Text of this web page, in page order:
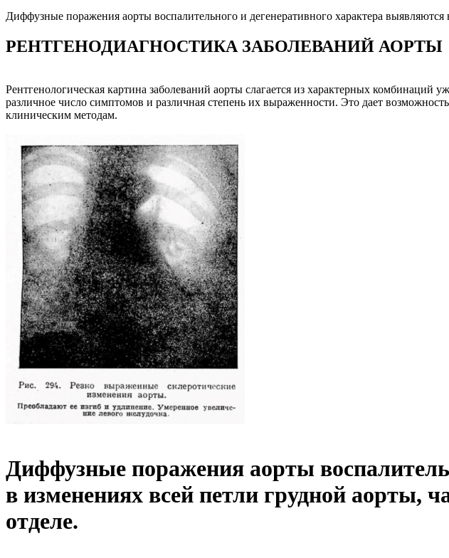
Диффузные поражения аорты воспалительного и дегенеративного характера
РЕНТГЕНОДИАГНОСТИКА ЗАБОЛЕВАНИЙ АОРТЫ
Рентгенологическая картина заболеваний аорты слагается из характерных
различное число симптомов и различная степень их выраженности. Это дает
клиническим методам.
Диффузные поражения аорты
в изменениях всей петли грудной аорты,
отделе.